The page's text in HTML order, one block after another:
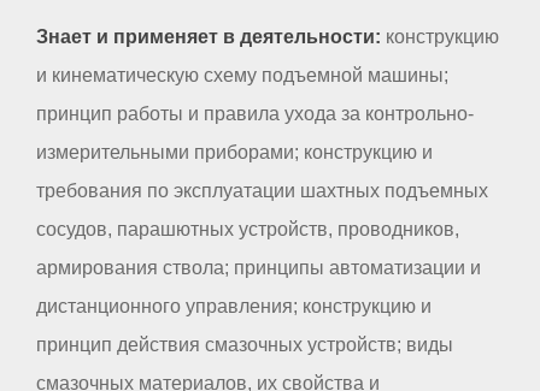
Знает и применяет в деятельности: конструкцию
и кинематическую схему подъемной машины;
принцип работы и правила ухода за контрольно-
измерительными приборами; конструкцию и
требования по эксплуатации шахтных подъемных
сосудов, парашютных устройств, проводников,
армирования ствола; принципы автоматизации и
дистанционного управления; конструкцию и
принцип действия смазочных устройств; виды
смазочных материалов, их свойства и